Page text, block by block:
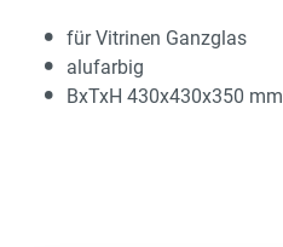
für Vitrinen Ganzglas
alufarbig
BxTxH 430x430x350 mm